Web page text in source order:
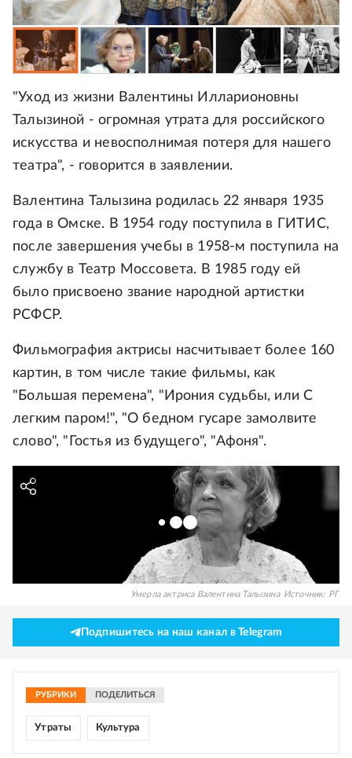
"Уход из жизни Валентины Илларионовны
Талызиной - огромная утрата для российского
искусства и невосполнимая потеря для нашего
театра", - говорится в заявлении.
Валентина Талызина родилась 22 января 1935
года в Омске. В 1954 году поступила в ГИТИС,
после завершения учебы в 1958-м поступила на
службу в Театр Моссовета. В 1985 году ей
было присвоено звание народной артистки
РСФСР.
Фильмография актрисы насчитывает более 160
картин, в том числе такие фильмы, как
"Большая перемена", "Ирония судьбы, или С
легким паром!", "О бедном гусаре замолвите
слово", "Гостья из будущего", "Афоня".
Умерла актриса Валентина Талызина Источник: РГ
Подпишитесь на наш канал в Telegram
РУБРИКИ ПОДЕЛИТЬСЯ
Утраты Культура